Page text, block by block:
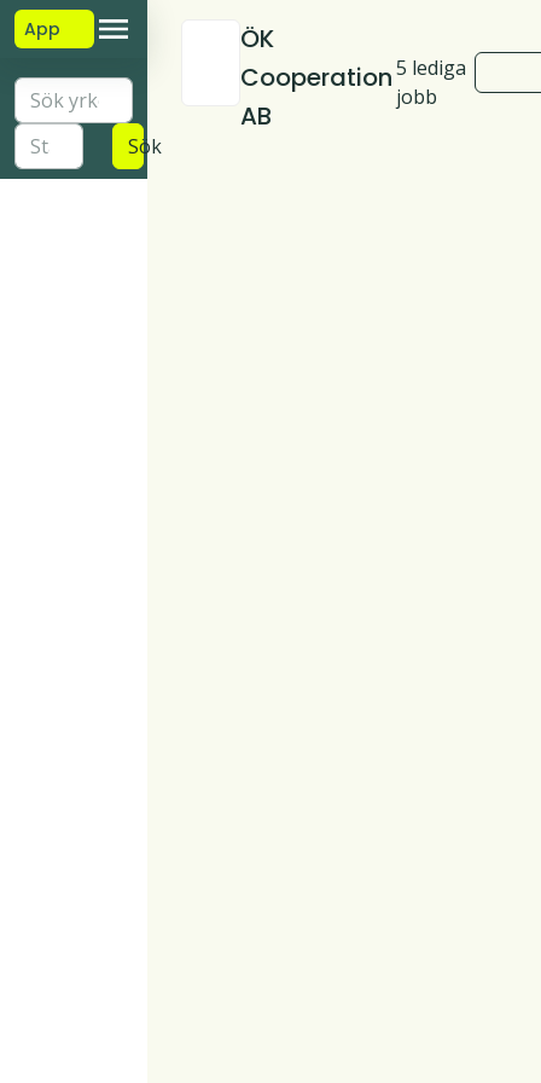
App
Sök
ÖK
Cooperation
AB
5 lediga
jobb